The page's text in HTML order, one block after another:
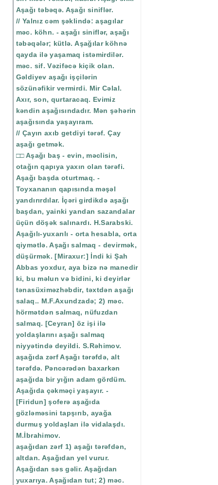
Aşağı təbəqə. Aşağı siniflər.
// Yalnız cəm şəklində: aşagılar
məc. köhn. - aşağı siniflər, aşağı
təbəqələr; kütlə. Aşağılar köhnə
qayda ilə yaşamaq istəmirdilər.
məc. sif. Vəzifəcə kiçik olan.
Gəldiyev aşağı işçilərin
sözünəfikir vermirdi. Mir Cəlal.
Axır, son, qurtaracaq. Evimiz
kəndin aşağısındadır. Mən şəhərin
aşağısında yaşayıram.
// Çayın axıb getdiyi tərəf. Çay
aşağı getmək.
□□ Aşağı baş - evin, məclisin,
otağın qapıya yaxın olan tərəfi.
Aşağı başda oturtmaq. -
Toyxananın qapısında məşəl
yandırırdılar. İçəri girdikdə aşağı
başdan, yainki yandan sazandalar
üçün döşək salınardı. H.Sarabski.
Aşağılı-yuxarılı - orta hesabla, orta
qiymətlə. Aşağı salmaq - devirmək,
düşürmək. [Miraxur:] İndi ki Şah
Abbas yoxdur, aya bizə nə manedir
ki, bu məlun və bidini, ki deyirlər
tənasüximəzhəbdir, təxtdən aşağı
salaq.. M.F.Axundzadə; 2) məc.
hörmətdən salmaq, nüfuzdan
salmaq. [Ceyran] öz işi ilə
yoldaşlarını aşağı salmaq
niyyətində deyildi. S.Rəhimov.
aşağıda zərf Aşağı tərəfdə, alt
tərəfdə. Pəncərədən baxarkən
aşağıda bir yığın adam gördüm.
Aşağıda çəkməçi yaşayır. -
[Firidun] şoferə aşağıda
gözləməsini tapşırıb, ayağa
durmuş yoldaşları ilə vidalaşdı.
M.İbrahimov.
aşağıdan zərf 1) aşağı tərəfdən,
altdan. Aşağıdan yel vurur.
Aşağıdan səs gəlir. Aşağıdan
yuxarıya. Aşağıdan tut; 2) məc.